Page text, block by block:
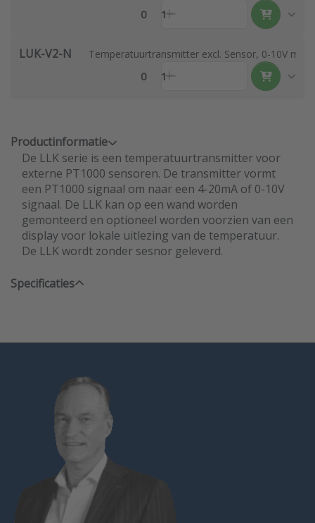
0 1
LUK-V2-N Temperatuurtransmitter excl. Sensor, 0-10V met
0 1
Productinformatie
De LLK serie is een temperatuurtransmitter voor
externe PT1000 sensoren. De transmitter vormt
een PT1000 signaal om naar een 4-20mA of 0-10V
signaal. De LLK kan op een wand worden
gemonteerd en optioneel worden voorzien van een
display voor lokale uitlezing van de temperatuur.
De LLK wordt zonder sesnor geleverd.
Specificaties